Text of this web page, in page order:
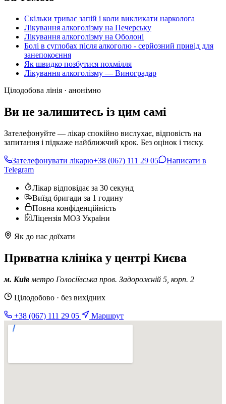
Скільки триває запій і коли викликати нарколога
Лікування алкоголізму на Печерську
Лікування алкоголізму на Оболоні
Болі в суглобах після алкоголю - серйозний привід для
занепокоєння
Як швидко позбутися похмілля
Лікування алкоголізму — Виноградар
Цілодобова лінія · анонімно
Ви не залишитесь із цим самі
Зателефонуйте — лікар спокійно вислухає, відповість на
запитання і підкаже найближчий крок. Без оцінок і тиску.
Зателефонувати лікарю+38 (067) 111 29 05
Написати в
Telegram
Лікар відповідає за 30 секунд
Виїзд бригади за 1 годину
Повна конфіденційність
Ліцензія МОЗ України
Як до нас доїхати
Приватна клініка у центрі Києва
м. Київ метро Голосіївська пров. Задорожній 5, корп. 2
Цілодобово · без вихідних
+38 (067) 111 29 05 Маршрут